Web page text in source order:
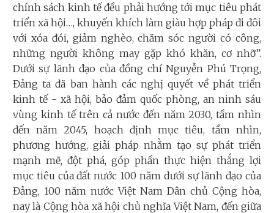
chính sách kinh tế đều phải hướng tới mục tiêu phát
triển xã hội…, khuyến khích làm giàu hợp pháp đi đôi
với xóa đói, giảm nghèo, chăm sóc người có công,
những người không may gặp khó khăn, cơ nhỡ”.
Dưới sự lãnh đạo của đồng chí Nguyễn Phú Trọng,
Đảng ta đã ban hành các nghị quyết về phát triển
kinh tế - xã hội, bảo đảm quốc phòng, an ninh sáu
vùng kinh tế trên cả nước đến năm 2030, tầm nhìn
đến năm 2045, hoạch định mục tiêu, tầm nhìn,
phương hướng, giải pháp nhằm tạo sự phát triển
mạnh mẽ, đột phá, góp phần thực hiện thắng lợi
mục tiêu của đất nước 100 năm dưới sự lãnh đạo của
Đảng, 100 năm nước Việt Nam Dân chủ Cộng hòa,
nay là Cộng hòa xã hội chủ nghĩa Việt Nam, đến giữa